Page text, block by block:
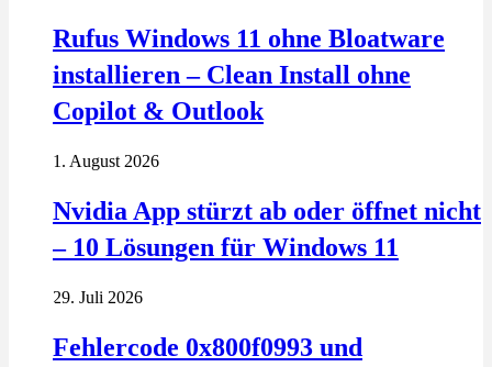
Rufus Windows 11 ohne Bloatware
installieren – Clean Install ohne
Copilot & Outlook
1. August 2026
Nvidia App stürzt ab oder öffnet nicht
– 10 Lösungen für Windows 11
29. Juli 2026
Fehlercode 0x800f0993 und